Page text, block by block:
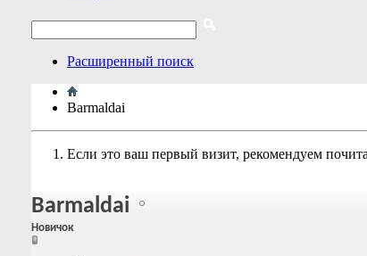
Расширенный поиск
Barmaldai
Если это ваш первый визит, рекомендуем
Barmaldai
Новичок